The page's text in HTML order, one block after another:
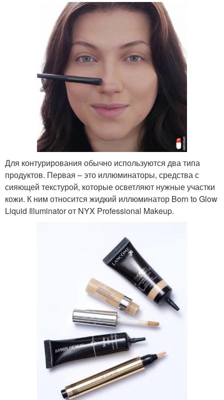
Для контурирования обычно используются два типа
продуктов. Первая – это иллюминаторы, средства с
сияющей текстурой, которые осветляют нужные участки
кожи. К ним относится жидкий иллюминатор Born to Glow
Liquid Illuminator от NYX Professional Makeup.